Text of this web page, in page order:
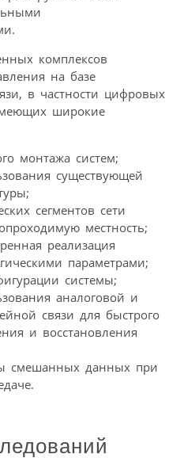
комплексов
на базе
в частности цифровых
широкие
монтажа систем;
существующей
сегментов сети
местность;
реализация
параметрами;
системы;
аналоговой и
связи для быстрого
и восстановления
смешанных данных при